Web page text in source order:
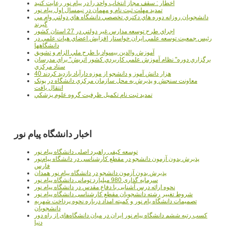
اخطار : سقف مجاز انتخاب واحد را در پیام نور رعایت کنید
تمدید مهلت ثبت نام و مهمان در نیمسال اول پیام نور
دانشجويان روزانه دوره هاي دكتري تخصصي دانشگاه هاي دولتي وام مي
گيرند
اجراي طرح توسعه مدارس غير دولتي در 27 استان کشور
رئيس جمعيت توسعه علمي ايران خواستار افزايش اعضاي هيات علمي در
دانشگاهها
آموزش والدين بيسواد با طرح ملي الزام و تشويق
برگزاري دوره" نظام آموزش علمي كاربردي كشور اتريش" براي مدرسان
ستاد مرکزي
40 هزار دانش آموز و دانشجو از موزه دارآباد بازديد کردند
معاونت سنجش و پذيرش به محل سازمان مرکزي دانشگاه در پونک
انتقال يافت
تمديد ثبت نام تکميل ظرفيت گروه علوم پزشکي
اخبار دانشگاه پیام نور
توسعه کیفی راهبرد اصلی دانشگاه پیام نور
پذیرش بدون آزمون دانشجو در مقطع کارشناسی در دانشگاه پیام‌نور
فارس
پذیرش بدون آزمون دانشجو در دانشگاه پیام نور همدان
سرمایه گذاری 980 میلیارد تومانی دانشگاه پیام نور
نحوه ارائه درس آشنایی با دفاع مقدس در دانشگاه پیام نور
شروط تغییر رشته دانشجویان مقطع کارشناسی دانشگاه پیام نور
تصمیمات دانشگاه یام نور و کمیته امداد درباره نحوه پرداخت شهریه
دانشجویان
کسب رتبه ششم دانشگاه پیام نور ایران در میان دانشگاه‌های از راه دور
دنیا